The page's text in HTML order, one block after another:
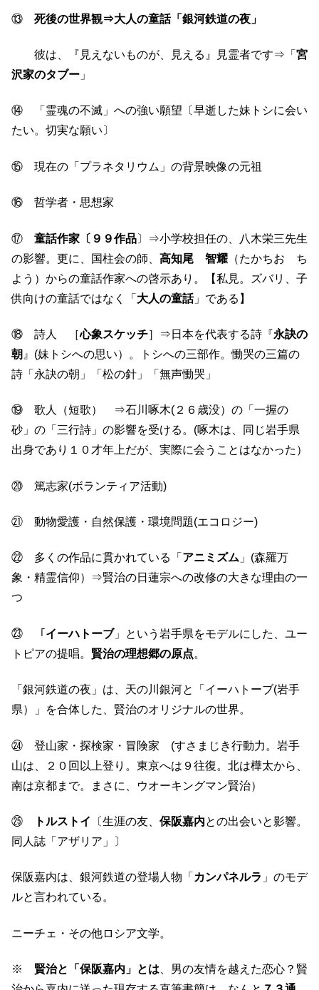
⑬ 死後の世界観⇒大人の童話「銀河鉄道の夜」
彼は、『見えないものが、見える』見霊者です⇒「 宮
沢家のタブー 」
⑭ 「霊魂の不滅」への強い願望〔早逝した妹トシに会い
たい。切実な願い〕
⑮ 現在の「プラネタリウム」の背景映像の元祖
⑯ 哲学者・思想家
⑰ 童話作家〔９９作品〕⇒小学校担任の、八木栄三先生
の影響。更に、国柱会の師、 高知尾 智耀 （たかちお ち
よう）からの童話作家への啓示あり。【私見。ズバリ、子
供向けの童話ではなく「 大人の童話」である】
⑱ 詩人 ［心象スケッチ］⇒日本を代表する詩『永訣の
朝 』(妹トシへの思い）。トシへの三部作。慟哭の三篇の
詩「永訣の朝」「松の針」「無声慟哭」
⑲ 歌人（短歌） ⇒石川啄木(２６歳没）の「一握の
砂」の「三行詩」の影響を受ける。(啄木は、同じ岩手県
出身であり１０才年上だが、実際に会うことはなかった）
⑳ 篤志家(ボランティア活動)
㉑ 動物愛護・自然保護・環境問題(エコロジー)
㉒ 多くの作品に貫かれている「 アニミズム 」(森羅万
象・精霊信仰）⇒賢治の日蓮宗への改修の大きな理由の一
つ
㉓ 「 イーハトーブ」という岩手県をモデルにした、ユー
トピアの提唱。 賢治の理想郷の原点。
「銀河鉄道の夜」は、天の川銀河と「イーハトーブ(岩手
県）」を合体した、賢治のオリジナルの世界。
㉔ 登山家・探検家・冒険家 (すさまじき行動力。岩手
山は、２０回以上登り。東京へは９往復。北は樺太から、
南は京都まで。まさに、ウオーキングマン賢治）
㉕ トルストイ 〔生涯の友、 保阪嘉内との出会いと影響。
同人誌「アザリア」〕
保阪嘉内は、銀河鉄道の登場人物「 カンパネルラ 」のモデ
ルと言われている。
ニーチェ・その他ロシア文学。
※ 賢治と「保阪嘉内」とは 、男の友情を越えた恋心？賢